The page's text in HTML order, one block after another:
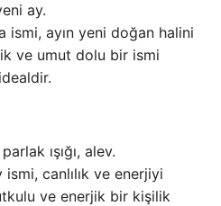
ay.
ismi, ayın yeni doğan halini
ve umut dolu bir ismi
ışığı, alev.
ismi, canlılık ve enerjiyi
ve enerjik bir kişilik